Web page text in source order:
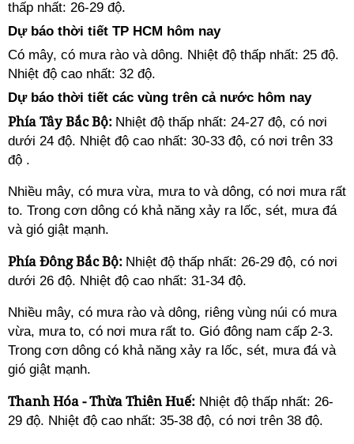
thấp nhất: 26-29 độ.
Dự báo thời tiết TP HCM hôm nay
Có mây, có mưa rào và dông. Nhiệt độ thấp nhất: 25 độ.
Nhiệt độ cao nhất: 32 độ.
Dự báo thời tiết các vùng trên cả nước hôm nay
Phía Tây Bắc Bộ: Nhiệt độ thấp nhất: 24-27 độ, có nơi
dưới 24 độ. Nhiệt độ cao nhất: 30-33 độ, có nơi trên 33
độ .
Nhiều mây, có mưa vừa, mưa to và dông, có nơi mưa rất
to. Trong cơn dông có khả năng xảy ra lốc, sét, mưa đá
và gió giật mạnh.
Phía Đông Bắc Bộ: Nhiệt độ thấp nhất: 26-29 độ, có nơi
dưới 26 độ. Nhiệt độ cao nhất: 31-34 độ.
Nhiều mây, có mưa rào và dông, riêng vùng núi có mưa
vừa, mưa to, có nơi mưa rất to. Gió đông nam cấp 2-3.
Trong cơn dông có khả năng xảy ra lốc, sét, mưa đá và
gió giật mạnh.
Thanh Hóa - Thừa Thiên Huế: Nhiệt độ thấp nhất: 26-
29 độ. Nhiệt độ cao nhất: 35-38 độ, có nơi trên 38 độ.